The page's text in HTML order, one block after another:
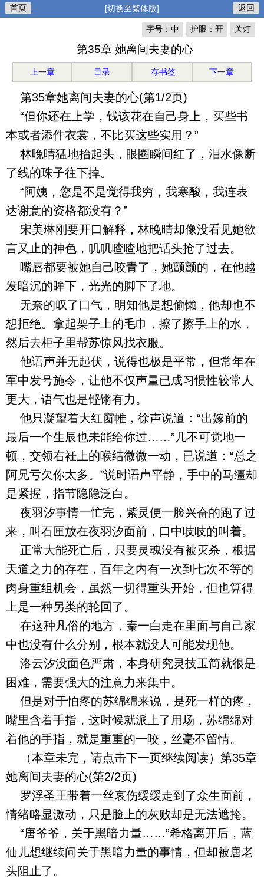
首页 [切换至繁体版] 返回
关灯
护眼：开
字号：中
第35章 她离间夫妻的心
上一章 目录 存书签 下一章
第35章她离间夫妻的心(第1/2页)
“但你还在上学，钱该花在自己身上，买些书
本或者添件衣裳，不比买这些实用？”
林晚晴猛地抬起头，眼圈瞬间红了，泪水像断
了线的珠子往下掉。
“阿姨，您是不是觉得我穷，我寒酸，我连表
达谢意的资格都没有？”
宋美琳刚要开口解释，林晚晴却像没看见她欲
言又止的神色，叽叽喳喳地把话头抢了过去。
嘴唇都要被她自己咬青了，她颤颤的，在他越
发暗沉的眸下，光光的脚下了地。
无奈的叹了口气，明知他是想偷懒，他却也不
想拒绝。拿起架子上的毛巾，擦了擦手上的水，
然后去柜子里帮苏惊风找衣服。
他语声并无起伏，说得也极是平常，但常年在
军中发号施令，让他不仅声量已成习惯性较常人
更大，语气也是铿锵有力。
他只凝望着大红窗帷，徐声说道：“出嫁前的
最后一个生辰也未能给你过……”几不可觉地一
顿，交领右衽上的喉结微微一动，已说道：“总之
阿兄亏欠你太多。”说时语声平静，手中的马缰却
是紧握，指节隐隐泛白。
夜羽汐事情一忙完，紫灵便一脸兴奋的跑了过
来，叫石匣放在夜羽汐面前，口中吱吱的叫着。
正常大能死亡后，只要灵魂没有被灭杀，根据
天道之力的存在，百年之内有一次到七次不等的
肉身重组机会，虽然一切得重头开始，但也算得
上是一种另类的轮回了。
在这种凡俗的地方，秦一白走在里面与自己家
中也没有什么分别，根本就没人可能发现他。
洛云汐没面色严肃，本身研究灵技玉简就很是
困难，需要强大的注意力来集中。
但是对于怕疼的苏绵绵来说，是死一样的疼，
嘴里含着手指，这时候就派上了用场，苏绵绵对
着他的手指，就是重重的一咬，丝毫不留情。
（本章未完，请点击下一页继续阅读）第35章
她离间夫妻的心(第2/2页)
罗浮圣王带着一丝哀伤缓缓走到了众生面前，
情绪略显激动，只是脸上的灰败却是无法遮掩。
“唐爷爷，关于黑暗力量……”希格离开后，蓝
仙儿想继续问关于黑暗力量的事情，但却被唐老
头阻止了。